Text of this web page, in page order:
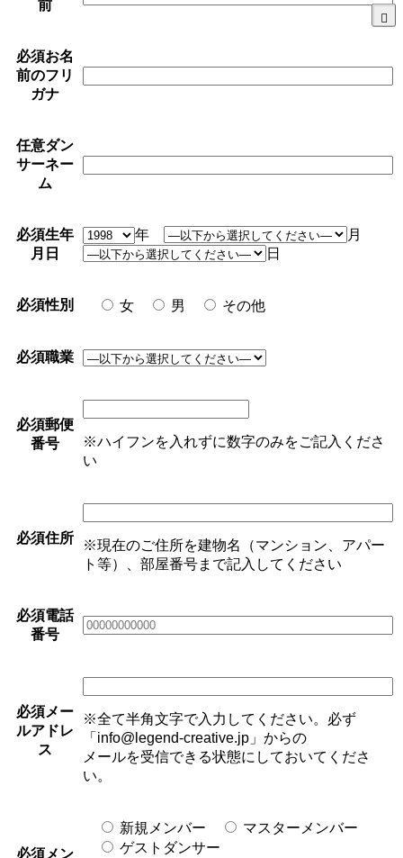
前
必須お名
前のフリ
ガナ
任意ダン
サーネー
ム
必須生年
月日
年
月
日
必須性別 女 男 その他
必須職業
必須郵便
番号
※ハイフンを入れずに数字のみをご記入くださ
い
必須住所
※現在のご住所を建物名（マンション、アパー
ト等）、部屋番号まで記入してください
必須電話
番号
必須メー
ルアドレ
ス
※全て半角文字で入力してください。必ず
「info@legend-creative.jp」からの
メールを受信できる状態にしておいてくださ
い。
必須メン
新規メンバー
マスターメンバー
ゲストダンサー